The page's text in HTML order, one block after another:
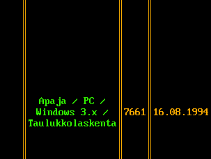
Apaja / PC /
Windows 3.x /
Taulukkolaskenta
7661 16.08.1994